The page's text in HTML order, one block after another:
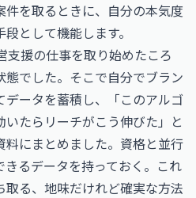
件を取るときに、自分の本気度
として機能します。
支援の仕事を取り始めたころ
でした。そこで自分でブラン
データを蓄積し、「このアルゴ
たらリーチがこう伸びた」と
料にまとめました。資格と並行
きるデータを持っておく。これ
る、地味だけれど確実な方法